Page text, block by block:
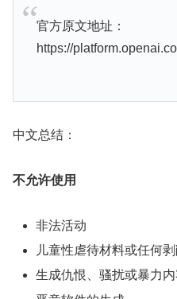
官方原文地址：
https://
中文总结：
不允许使用
非法活动
儿童性虐待材料或任何
生成仇恨、骚扰或暴力内